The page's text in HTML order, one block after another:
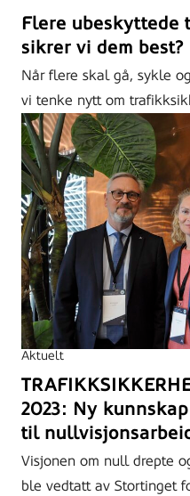
Flere ubeskyttede
sikrer vi dem best?
Når flere skal gå, sykle
vi tenke nytt om
Aktuelt
2023: Ny
til
Visjonen om null drepte
ble vedtatt av Stortinget